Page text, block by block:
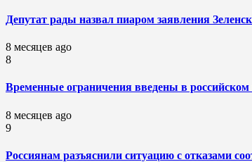
Депутат рады назвал пиаром заявления
8 месяцев ago
8
Временные ограничения введены в российском
8 месяцев ago
9
Россиянам разъяснили ситуацию с отказами